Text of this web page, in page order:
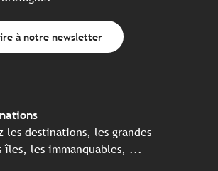
à notre newsletter
les destinations, les grandes
îles, les immanquables, ...